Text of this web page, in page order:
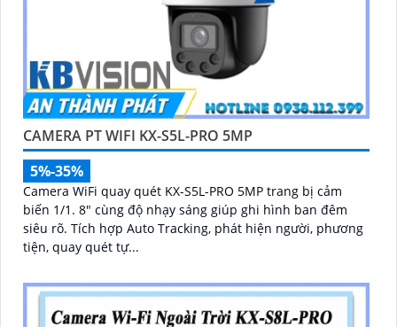
CAMERA PT WIFI KX-S5L-PRO 5MP
5%-35%
Camera WiFi quay quét KX-S5L-PRO 5MP trang bị cảm
biến 1/1. 8" cùng độ nhạy sáng giúp ghi hình ban đêm
siêu rõ. Tích hợp Auto Tracking, phát hiện người, phương
tiện, quay quét tự...